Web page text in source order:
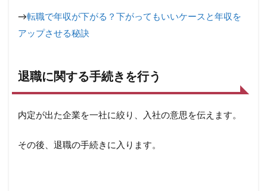
→転職で年収が下がる？下がってもいいケースと年収を
アップさせる秘訣
退職に関する手続きを行う
内定が出た企業を一社に絞り、入社の意思を伝えます。
その後、退職の手続きに入ります。